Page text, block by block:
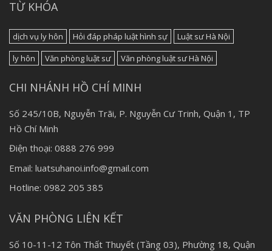
TỪ KHÓA
dịch vụ ly hôn Hỏi đáp pháp luật hình sự
Luật sư Hà Nội
ly hôn
Văn phòng luật sư Văn phòng luật sư Hà Nội
CHI NHÁNH HỒ CHÍ MINH
Số 245/10B, Nguyễn Trãi, P. Nguyễn Cư Trinh, Quận 1, TP
Hồ Chí Minh
Điện thoại: 0888 276 999
Email: luatsuhanoi.info@gmail.com
Hotline: 0982 205 385
VĂN PHÒNG LIÊN KẾT
Số 10-11-12 Tôn Thất Thuyết (Tầng 03), Phường 18, Quận